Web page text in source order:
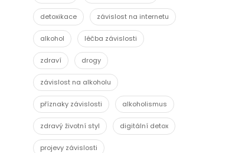
detoxikace závislost na internetu
alkohol léčba závislosti
zdraví drogy
závislost na alkoholu
příznaky závislosti alkoholismus
zdravý životní styl digitální detox
projevy závislosti